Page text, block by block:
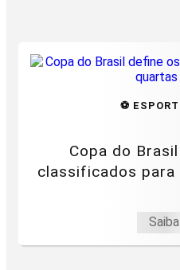
⚽
Copa do
classificados